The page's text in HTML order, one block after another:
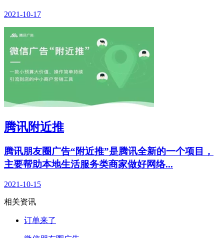
2021-10-17
腾讯附近推
腾讯朋友圈广告“附近推”是腾讯全新的一个项目，
主要帮助本地生活服务类商家做好网络...
2021-10-15
相关资讯
订单来了